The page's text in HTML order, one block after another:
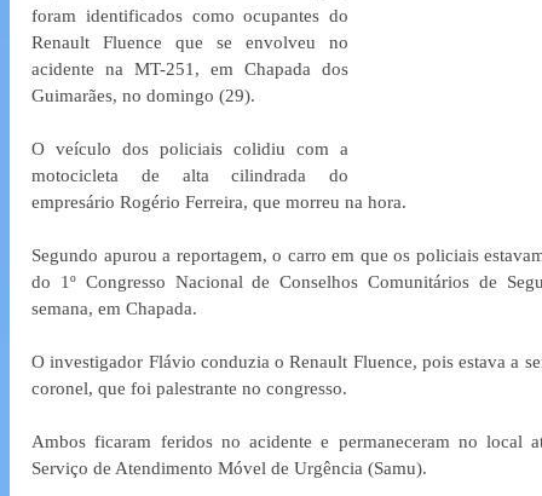
foram identificados como ocupantes do
Renault Fluence que se envolveu no
acidente na MT-251, em Chapada dos
Guimarães, no domingo (29).
O veículo dos policiais colidiu com a
motocicleta de alta cilindrada do
empresário Rogério Ferreira, que morreu na hora.
Segundo apurou a reportagem, o carro em que os policiais
do 1º Congresso Nacional de Conselhos Comunitários de
semana, em Chapada.
O investigador Flávio conduzia o Renault Fluence, pois estava a
coronel, que foi palestrante no congresso.
Ambos ficaram feridos no acidente e permaneceram no local
Serviço de Atendimento Móvel de Urgência (Samu).